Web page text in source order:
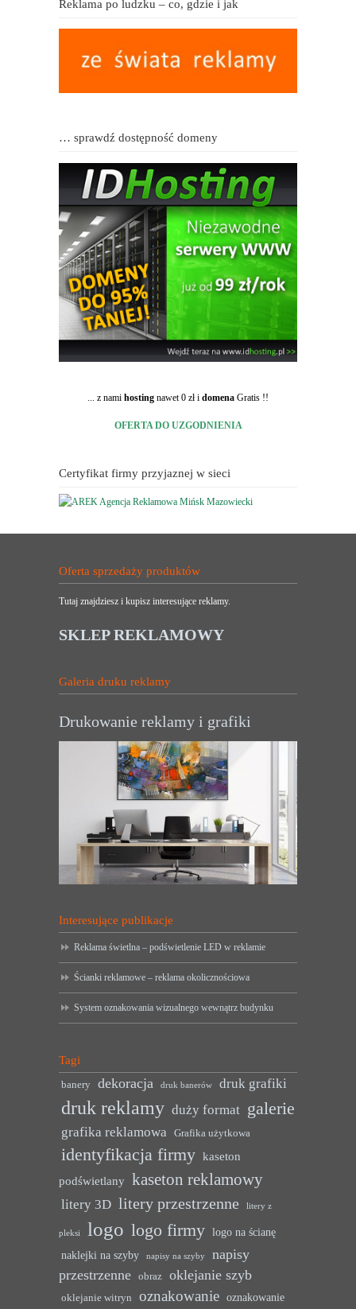
Reklama po ludzku – co, gdzie i jak
… sprawdź dostępność domeny
... z nami hosting nawet 0 zł i domena Gratis !!
OFERTA DO UZGODNIENIA
Certyfikat firmy przyjaznej w sieci
Oferta sprzedaży produktów
Tutaj znajdziesz i kupisz interesujące reklamy.
SKLEP REKLAMOWY
Galeria druku reklamy
Drukowanie reklamy i grafiki
Interesujące publikacje
Reklama świetlna – podświetlenie LED w reklamie
Ścianki reklamowe – reklama okolicznościowa
System oznakowania wizualnego wewnątrz budynku
Tagi
banery dekoracja druk banerów druk grafiki
druk reklamy duży format galerie
grafika reklamowa Grafika użytkowa
identyfikacja firmy kaseton
podświetlany kaseton reklamowy
litery 3D litery przestrzenne litery z
pleksi logo logo firmy logo na ścianę
naklejki na szyby
napisy na szyby
napisy
przestrzenne
obraz oklejanie szyb
oklejanie witryn oznakowanie oznakowanie